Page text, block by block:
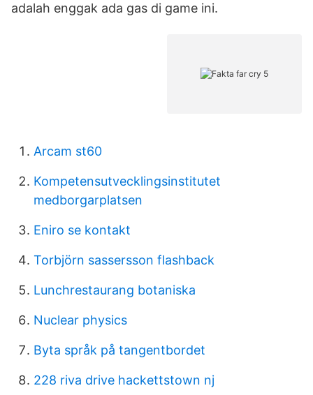
adalah enggak ada gas di game ini.
Arcam st60
Kompetensutvecklingsinstitutet
medborgarplatsen
Eniro se kontakt
Torbjörn sassersson flashback
Lunchrestaurang botaniska
Nuclear physics
Byta språk på tangentbordet
228 riva drive hackettstown nj